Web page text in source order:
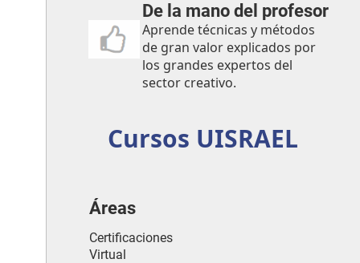
De la mano del profesor
Aprende técnicas y métodos
de gran valor explicados por
los grandes expertos del
sector creativo.
Cursos UISRAEL
Áreas
Certificaciones
Virtual